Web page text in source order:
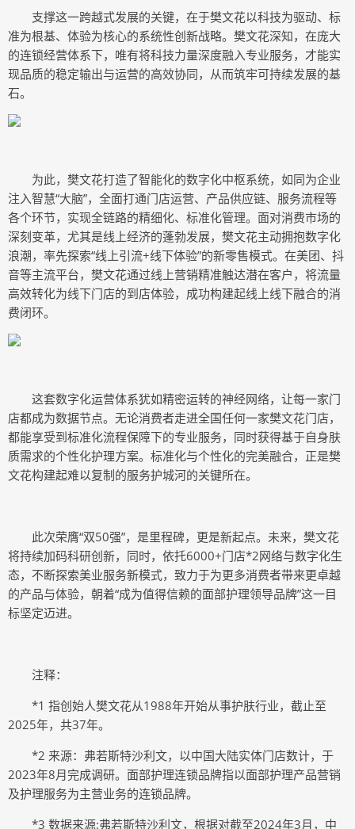
支撑这一跨越式发展的关键，在于樊文花以科技为驱动、标
准为根基、体验为核心的系统性创新战略。樊文花深知，在庞大
的连锁经营体系下，唯有将科技力量深度融入专业服务，才能实
现品质的稳定输出与运营的高效协同，从而筑牢可持续发展的基
石。
为此，樊文花打造了智能化的数字化中枢系统，如同为企业
注入智慧“大脑”，全面打通门店运营、产品供应链、服务流程等
各个环节，实现全链路的精细化、标准化管理。面对消费市场的
深刻变革，尤其是线上经济的蓬勃发展，樊文花主动拥抱数字化
浪潮，率先探索“线上引流+线下体验”的新零售模式。在美团、抖
音等主流平台，樊文花通过线上营销精准触达潜在客户，将流量
高效转化为线下门店的到店体验，成功构建起线上线下融合的消
费闭环。
这套数字化运营体系犹如精密运转的神经网络，让每一家门
店都成为数据节点。无论消费者走进全国任何一家樊文花门店，
都能享受到标准化流程保障下的专业服务，同时获得基于自身肤
质需求的个性化护理方案。标准化与个性化的完美融合，正是樊
文花构建起难以复制的服务护城河的关键所在。
此次荣膺“双50强”，是里程碑，更是新起点。未来，樊文花
将持续加码科研创新，同时，依托6000+门店*2网络与数字化生
态，不断探索美业服务新模式，致力于为更多消费者带来更卓越
的产品与体验，朝着“成为值得信赖的面部护理领导品牌”这一目
标坚定迈进。
注释：
*1 指创始人樊文花从1988年开始从事护肤行业，截止至
2025年，共37年。
*2 来源：弗若斯特沙利文，以中国大陆实体门店数计，于
2023年8月完成调研。面部护理连锁品牌指以面部护理产品营销
及护理服务为主营业务的连锁品牌。
*3 数据来源:弗若斯特沙利文，根据对截至2024年3月，中